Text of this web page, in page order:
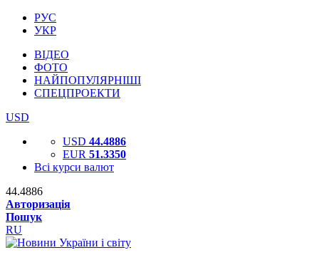
РУС
УКР
ВІДЕО
ФОТО
НАЙПОПУЛЯРНІШІ
СПЕЦПРОЕКТИ
USD
USD 44.4886
EUR 51.3350
Всі курси валют
44.4886
Авторизація
Пошук
RU